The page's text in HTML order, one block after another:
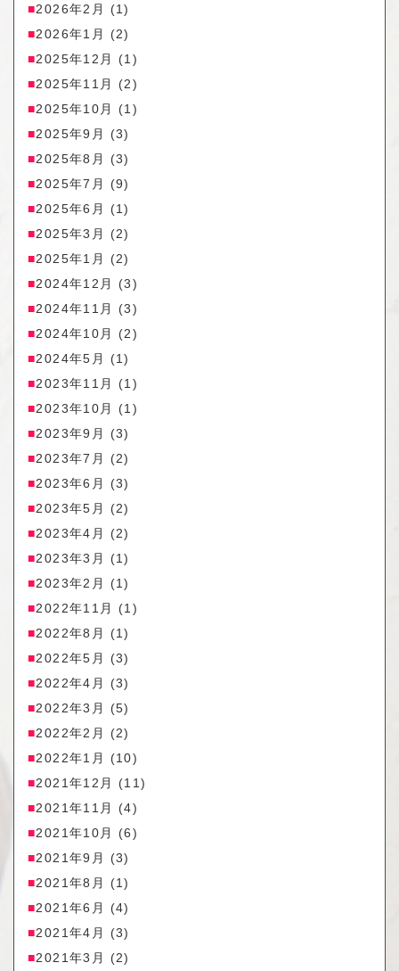
2026年2月
(1)
2026年1月
(2)
2025年12月
(1)
2025年11月
(2)
2025年10月
(1)
2025年9月
(3)
2025年8月
(3)
2025年7月
(9)
2025年6月
(1)
2025年3月
(2)
2025年1月
(2)
2024年12月
(3)
2024年11月
(3)
2024年10月
(2)
2024年5月
(1)
2023年11月
(1)
2023年10月
(1)
2023年9月
(3)
2023年7月
(2)
2023年6月
(3)
2023年5月
(2)
2023年4月
(2)
2023年3月
(1)
2023年2月
(1)
2022年11月
(1)
2022年8月
(1)
2022年5月
(3)
2022年4月
(3)
2022年3月
(5)
2022年2月
(2)
2022年1月
(10)
2021年12月
(11)
2021年11月
(4)
2021年10月
(6)
2021年9月
(3)
2021年8月
(1)
2021年6月
(4)
2021年4月
(3)
2021年3月
(2)